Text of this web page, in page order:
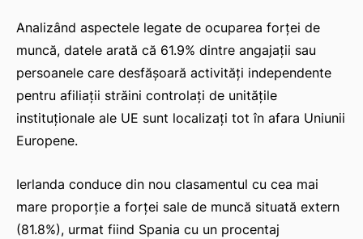
Analizând aspectele legate de ocuparea forței de
muncă, datele arată că 61.9% dintre angajații sau
persoanele care desfășoară activități independente
pentru afiliații străini controlați de unitățile
instituționale ale UE sunt localizați tot în afara Uniunii
Europene.
Ierlanda conduce din nou clasamentul cu cea mai
mare proporție a forței sale de muncă situată extern
(81.8%), urmat fiind Spania cu un procentaj